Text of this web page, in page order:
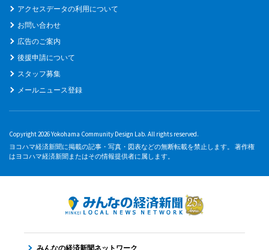
アクセスデータの利用について
お問い合わせ
広告のご案内
後援申請について
スタッフ募集
メールニュース登録
Copyright 2026 Yokohama Community Design Lab. All rights reserved.
ヨコハマ経済新聞に掲載の記事・写真・図表などの無断転載を禁止します。 著作権
はヨコハマ経済新聞またはその情報提供者に属します。
みんなの経済新聞ネットワーク